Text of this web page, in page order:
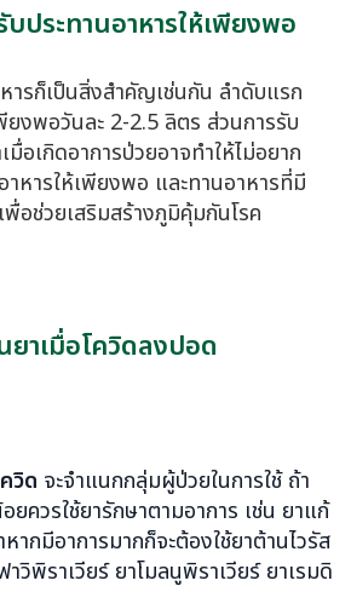
ประทานอาหารให้เพียงพอ
ารก็เป็นสิ่งสำคัญเช่นกัน ลำดับแรก
ยงพอวันละ 2-2.5 ลิตร ส่วนการรับ
มื่อเกิดอาการป่วยอาจทำให้ไม่อยาก
หารให้เพียงพอ และทานอาหารที่มี
พื่อช่วยเสริมสร้างภูมิคุ้มกันโรค
ยาเมื่อโควิดลงปอด
วิด จะจำแนกกลุ่มผู้ป่วยในการใช้ ถ้า
ยควรใช้ยารักษาตามอาการ เช่น ยาแก้
หากมีอาการมากก็จะต้องใช้ยาต้านไวรัส
าวิพิราเวียร์ ยาโมลนูพิราเวียร์ ยาเรมดิ